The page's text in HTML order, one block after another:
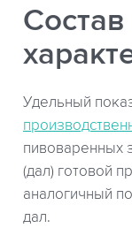
Состав
Удельный
пивоваренных
(дал) готовой
аналогичный
дал.